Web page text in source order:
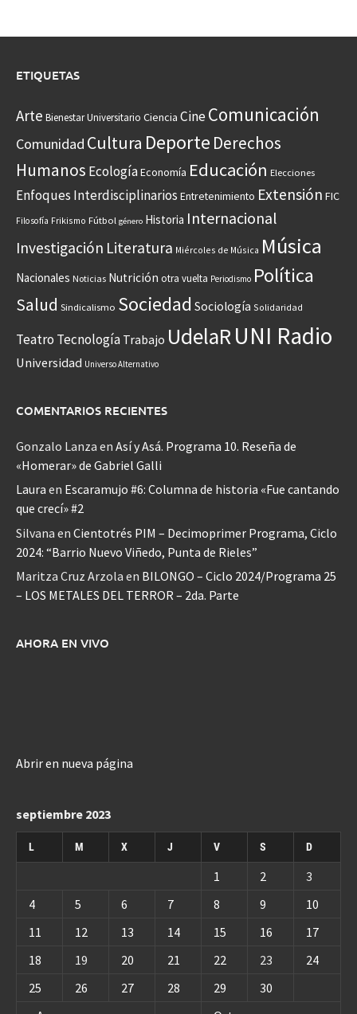
ETIQUETAS
Arte Bienestar Universitario Ciencia CineComunicación
Comunidad Cultura Deporte Derechos
Humanos EcologíaEconomía Educación Elecciones
Enfoques Interdisciplinarios Entretenimiento Extensión FIC
Filosofía Frikismo Fútbol género Historia Internacional
Investigación Literatura Miércoles de Música Música
Nacionales Noticias Nutrición otra vuelta Periodismo Política
Salud Sindicalismo Sociedad Sociología Solidaridad
Teatro Tecnología Trabajo UdelaRUNI Radio
Universidad Universo Alternativo
COMENTARIOS RECIENTES
Gonzalo Lanza en Así y Asá. Programa 10. Reseña de
«Homerar» de Gabriel Galli
Laura en Escaramujo #6: Columna de historia «Fue cantando
que crecí» #2
Silvana en Cientotrés PIM – Decimoprimer Programa, Ciclo
2024: “Barrio Nuevo Viñedo, Punta de Rieles”
Maritza Cruz Arzola en BILONGO – Ciclo 2024/Programa 25
– LOS METALES DEL TERROR – 2da. Parte
AHORA EN VIVO
Abrir en nueva página
septiembre 2023
L M X J V S D
1 2
3
4
5 6 7 8 9
10
11
12 13 14 15 16
17
18
19 20 21 22 23
24
25
26 27 28 29 30